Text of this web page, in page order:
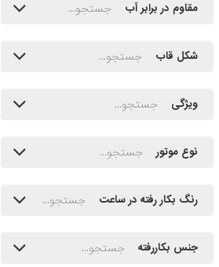
مقاوم در برابر آب
شکل قاب
ویژگی
نوع موتور
رنگ بکار رفته در ساعت
جنس بکاررفته